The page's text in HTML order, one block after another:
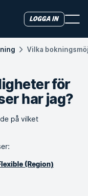
Logga in
Vilka
för
har jag?
på vilket
(Region)